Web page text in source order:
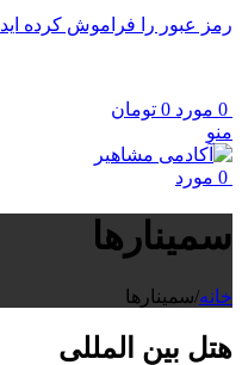
رمز عبور را فراموش کرده
0 مورد 0 تومان
منو
0 مورد
سمینارها
خانه/سمینارها
هتل بین المللی